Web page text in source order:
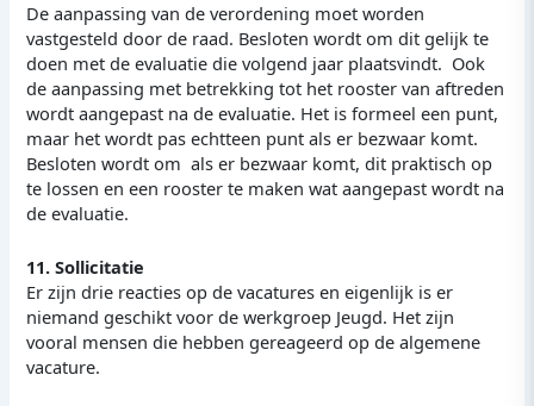
De aanpassing van de verordening moet worden
vastgesteld door de raad. Besloten wordt om dit gelijk te
doen met de evaluatie die volgend jaar plaatsvindt. Ook
de aanpassing met betrekking tot het rooster van aftreden
wordt aangepast na de evaluatie. Het is formeel een punt,
maar het wordt pas echtteen punt als er bezwaar komt.
Besloten wordt om als er bezwaar komt, dit praktisch op
te lossen en een rooster te maken wat aangepast wordt na
de evaluatie.
11. Sollicitatie
Er zijn drie reacties op de vacatures en eigenlijk is er
niemand geschikt voor de werkgroep Jeugd. Het zijn
vooral mensen die hebben gereageerd op de algemene
vacature.